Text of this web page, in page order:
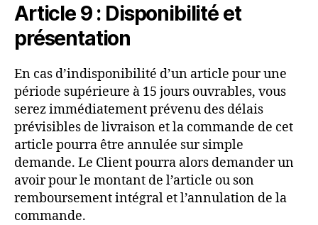
Article 9 : Disponibilité et
présentation
En cas d’indisponibilité d’un article pour une
période supérieure à 15 jours ouvrables, vous
serez immédiatement prévenu des délais
prévisibles de livraison et la commande de cet
article pourra être annulée sur simple
demande. Le Client pourra alors demander un
avoir pour le montant de l’article ou son
remboursement intégral et l’annulation de la
commande.